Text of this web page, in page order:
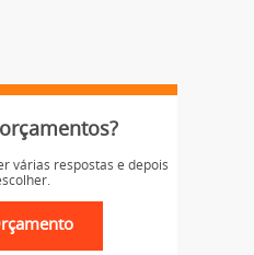
várias respostas e depois